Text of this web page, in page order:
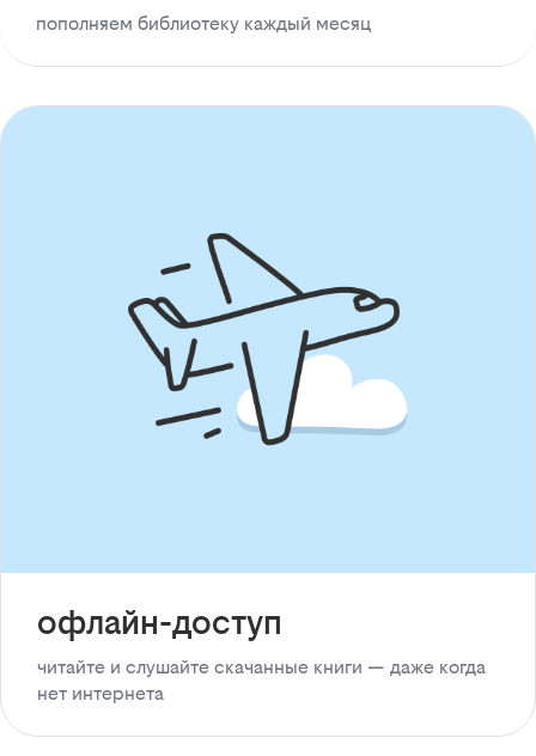
пополняем библиотеку каждый месяц
офлайн-доступ
читайте и слушайте скачанные книги — даже когда
нет интернета